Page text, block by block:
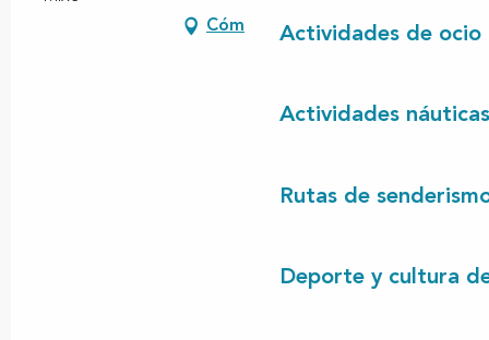
Actividades de ocio
Actividades náuticas
Rutas de
Deporte y cultura
Cómo llegar